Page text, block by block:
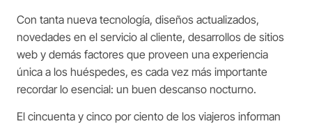
Con tanta nueva tecnología, diseños actualizados,
novedades en el servicio al cliente, desarrollos de sitios
web y demás factores que proveen una experiencia
única a los huéspedes, es cada vez más importante
recordar lo esencial: un buen descanso nocturno.
El cincuenta y cinco por ciento de los viajeros informan